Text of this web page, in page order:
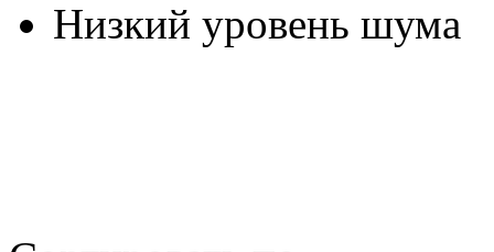
Низкий уровень шума